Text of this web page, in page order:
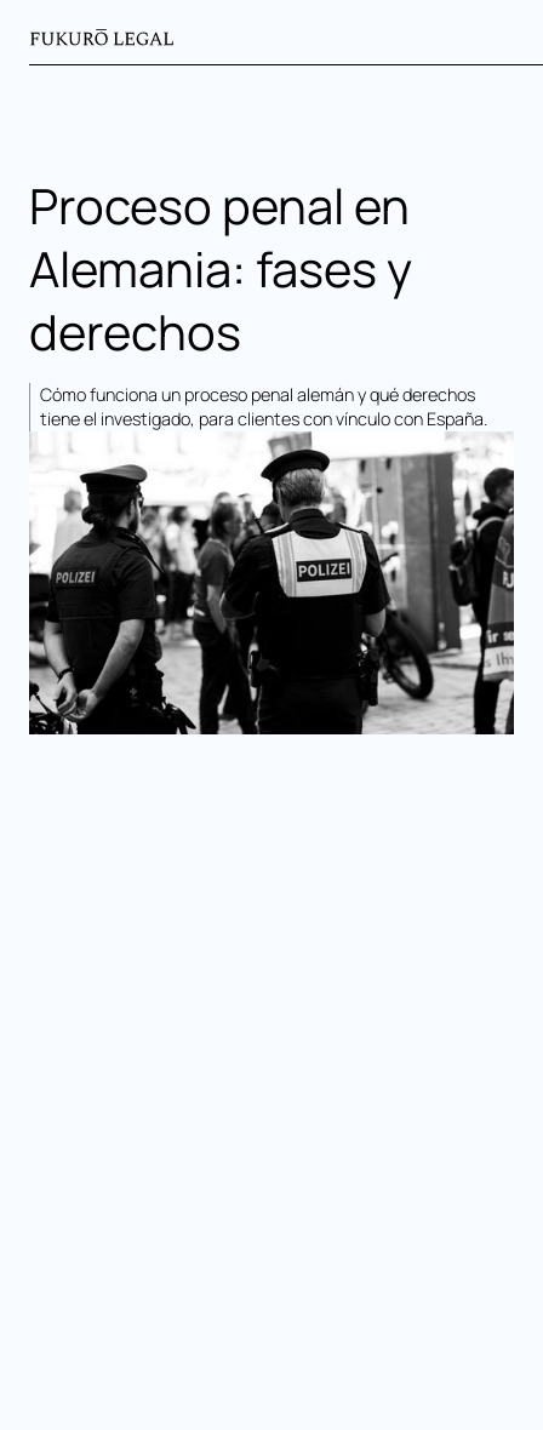
Proceso penal en
Alemania: fases y
derechos
Cómo funciona un proceso penal alemán y qué derechos
tiene el investigado, para clientes con vínculo con España.